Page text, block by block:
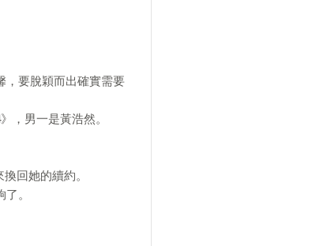
，要脫穎而出確實需要
，男一是黃浩然。
回她的續約。
。